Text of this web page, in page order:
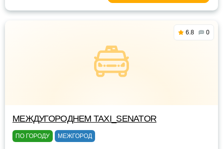
6.8 0
МЕЖДУГОРОДНЕМ TAXI_SENATOR
ПО ГОРОДУ МЕЖГОРОД